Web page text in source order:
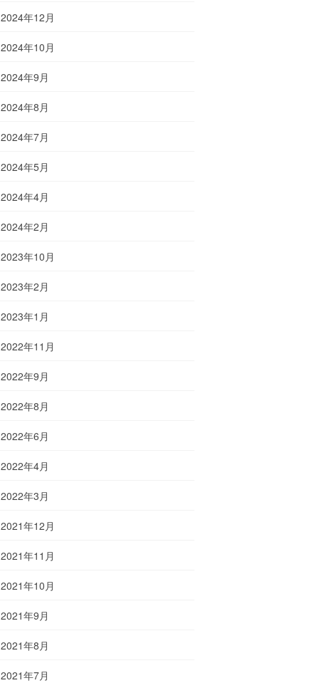
2024年12月
2024年10月
2024年9月
2024年8月
2024年7月
2024年5月
2024年4月
2024年2月
2023年10月
2023年2月
2023年1月
2022年11月
2022年9月
2022年8月
2022年6月
2022年4月
2022年3月
2021年12月
2021年11月
2021年10月
2021年9月
2021年8月
2021年7月